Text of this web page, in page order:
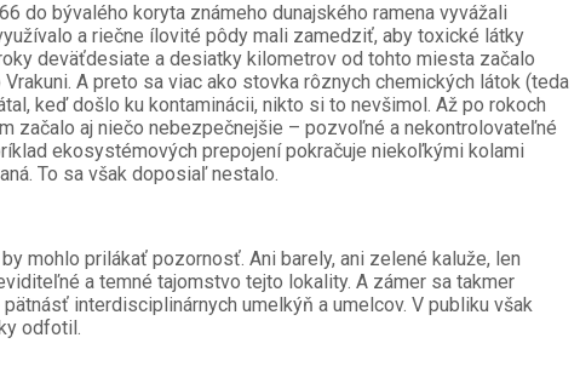
do bývalého koryta známeho dunajského ramena vyvážali
a riečne ílovité pôdy mali zamedziť, aby toxické látky
deväťdesiate a desiatky kilometrov od tohto miesta začalo
A preto sa viac ako stovka rôznych chemických látok (teda
keď došlo ku kontaminácii, nikto si to nevšimol. Až po rokoch
začalo aj niečo nebezpečnejšie – pozvoľné a nekontrolovateľné
ekosystémových prepojení pokračuje niekoľkými kolami
To sa však doposiaľ nestalo.
mohlo prilákať pozornosť. Ani barely, ani zelené kaluže, len
a temné tajomstvo tejto lokality. A zámer sa takmer
interdisciplinárnych umelkýň a umelcov. V publiku však
odfotil.